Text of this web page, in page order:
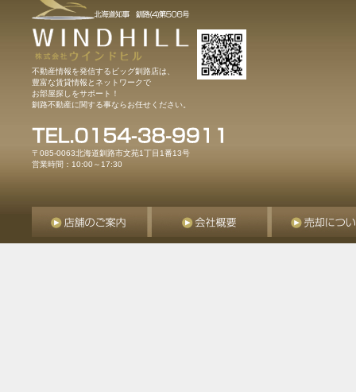
不動産情報を発信するビッグ釧路店は、
豊富な賃貸情報とネットワークで
お部屋探しをサポート！
釧路不動産に関する事ならお任せください。
〒085-0063北海道釧路市文苑1丁目1番13号
営業時間：10:00～17:30